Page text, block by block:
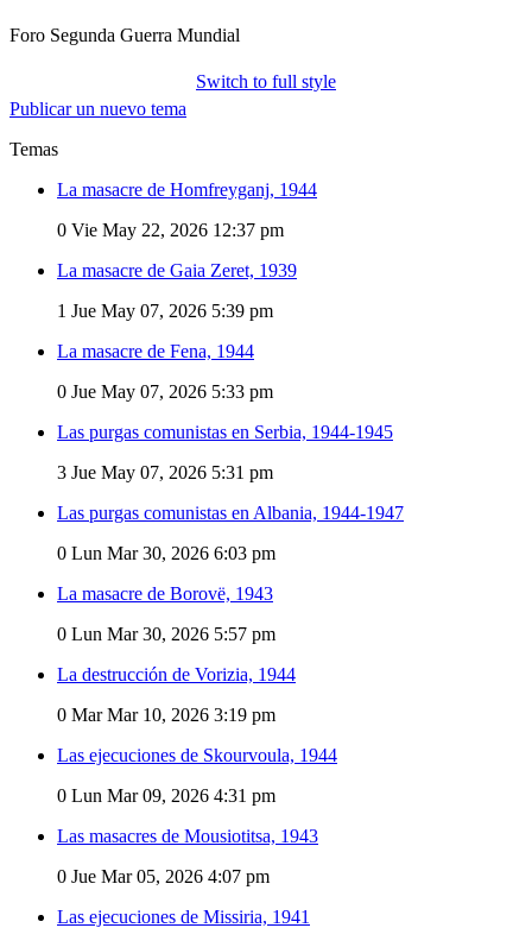
Foro Segunda Guerra Mundial
Switch to full style
Publicar un nuevo tema
Temas
La masacre de Homfreyganj, 1944
0 Vie May 22, 2026 12:37 pm
La masacre de Gaia Zeret, 1939
1 Jue May 07, 2026 5:39 pm
La masacre de Fena, 1944
0 Jue May 07, 2026 5:33 pm
Las purgas comunistas en Serbia, 1944-1945
3 Jue May 07, 2026 5:31 pm
Las purgas comunistas en Albania, 1944-1947
0 Lun Mar 30, 2026 6:03 pm
La masacre de Borovë, 1943
0 Lun Mar 30, 2026 5:57 pm
La destrucción de Vorizia, 1944
0 Mar Mar 10, 2026 3:19 pm
Las ejecuciones de Skourvoula, 1944
0 Lun Mar 09, 2026 4:31 pm
Las masacres de Mousiotitsa, 1943
0 Jue Mar 05, 2026 4:07 pm
Las ejecuciones de Missiria, 1941